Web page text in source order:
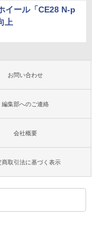
イール「CE28 N-p
上
お問い合わせ
編集部へのご連絡
会社概要
商取引法に基づく表示